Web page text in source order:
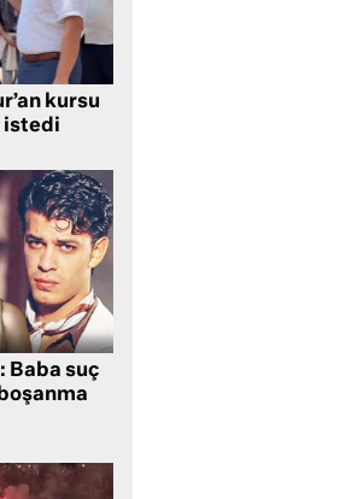
kursu
istedi
Baba suç